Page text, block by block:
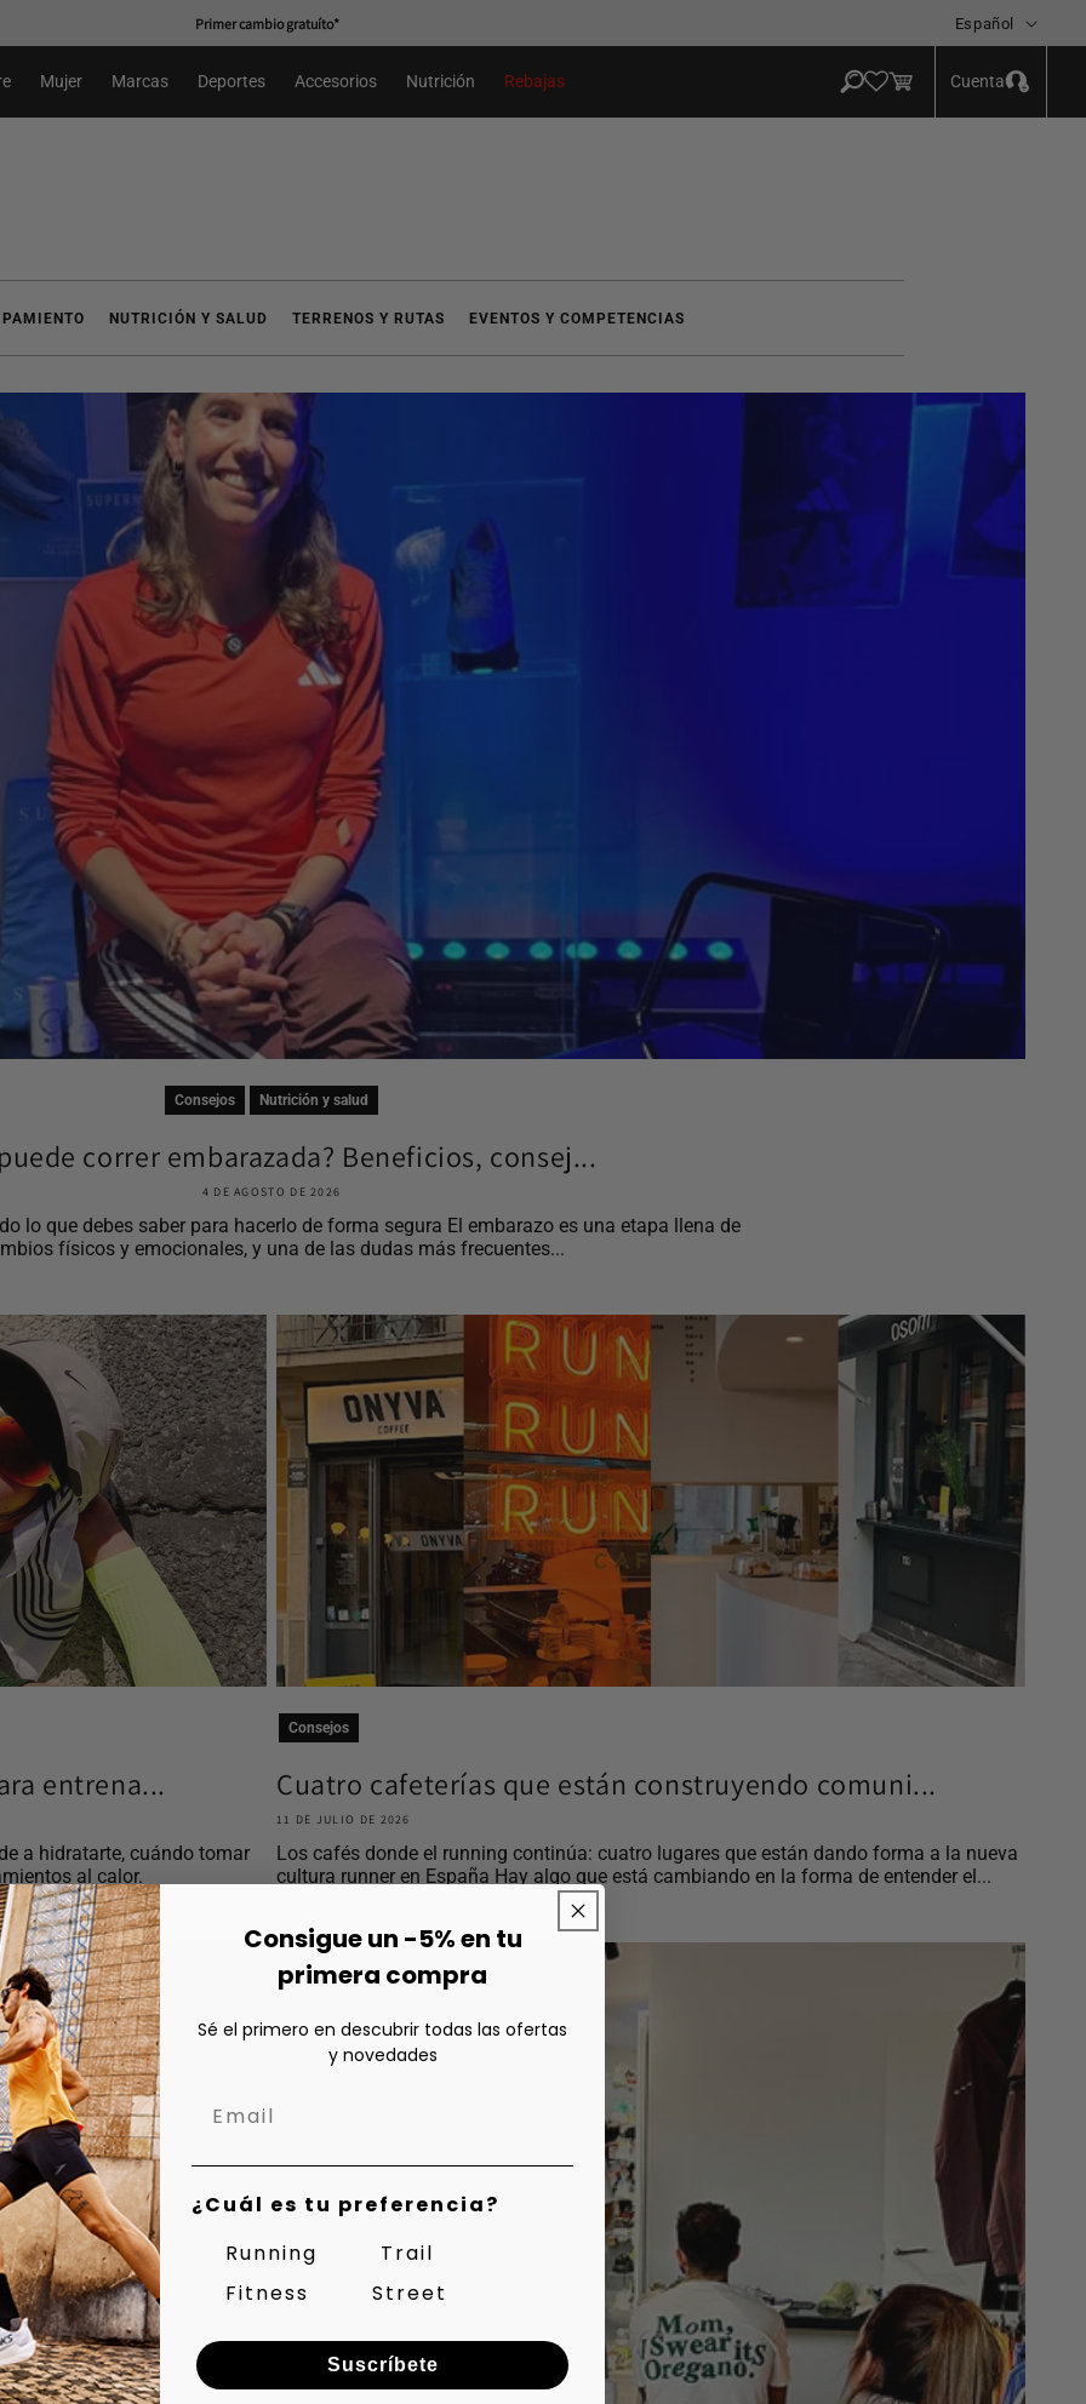
Primer cambio gratuíto* Español
Mujer Marcas Deportes Accesorios Nutrición Rebajas Carrito Cuenta
Iniciar
sesión
NUTRICIÓN Y SALUD TERRENOS Y RUTAS EVENTOS Y COMPETENCIAS
Consejos Nutrición y salud
correr embarazada? Beneficios, consej...
4 DE AGOSTO DE 2026
lo que debes saber para hacerlo de forma segura El embarazo es una etapa llena de
físicos y emocionales, y una de las dudas más frecuentes...
entrena...
a hidratarte, cuándo tomar
al calor.
Consejos
Cuatro cafeterías que están construyendo comuni...
11 DE JULIO DE 2026
Los cafés donde el running continúa: cuatro lugares que están dando forma a la nueva
cultura runner en España Hay algo que está cambiando en la forma de entender el...
Consigue un -5% en tu
primera compra
Sé el primero en descubrir todas las ofertas
y novedades
¿Cuál es tu preferencia?
Running
Trail
Fitness
Street
Suscríbete